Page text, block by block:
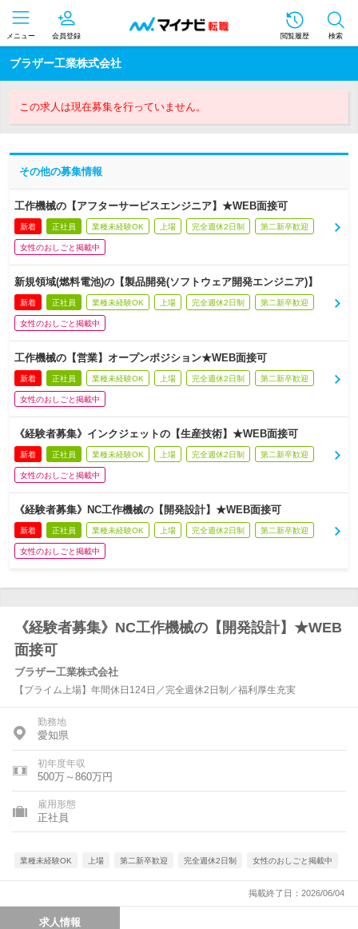
メニュー 会員登録 閲覧履歴 検索
ブラザー工業株式会社
この求人は現在募集を行っていません。
その他の募集情報
工作機械の【アフターサービスエンジニア】★WEB面接可
新着 正社員 業種未経験OK 上場 完全週休2日制 第二新卒歓迎
女性のおしごと掲載中
新規領域(燃料電池)の【製品開発(ソフトウェア開発エンジニア)】
新着 正社員 業種未経験OK 上場 完全週休2日制 第二新卒歓迎
女性のおしごと掲載中
工作機械の【営業】オープンポジション★WEB面接可
新着 正社員 業種未経験OK 上場 完全週休2日制 第二新卒歓迎
女性のおしごと掲載中
《経験者募集》インクジェットの【生産技術】★WEB面接可
新着 正社員 業種未経験OK 上場 完全週休2日制 第二新卒歓迎
女性のおしごと掲載中
《経験者募集》NC工作機械の【開発設計】★WEB面接可
新着 正社員 業種未経験OK 上場 完全週休2日制 第二新卒歓迎
女性のおしごと掲載中
《経験者募集》NC工作機械の【開発設計】★WEB
面接可
ブラザー工業株式会社
【プライム上場】年間休日124日／完全週休2日制／福利厚生充実
勤務地
愛知県
初年度年収
500万～860万円
雇用形態
正社員
業種未経験OK 上場 第二新卒歓迎 完全週休2日制 女性のおしごと掲載中
掲載終了日：2026/06/04
求人情報